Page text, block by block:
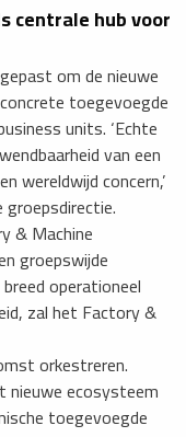
centrale hub voor
om de nieuwe
toegevoegde
units. ‘Echte
van een
wereldwijd concern,’
& Machine
groepswijde
operationeel
zal het Factory &
orkestreren.
nieuwe ecosysteem
toegevoegde